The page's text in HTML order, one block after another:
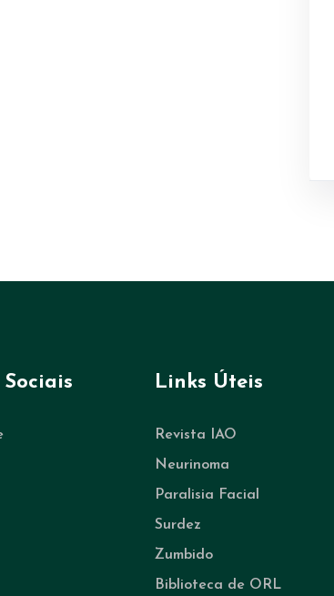
Sociais Links Úteis
Revista IAO
Neurinoma
Paralisia Facial
Surdez
Zumbido
Biblioteca de ORL